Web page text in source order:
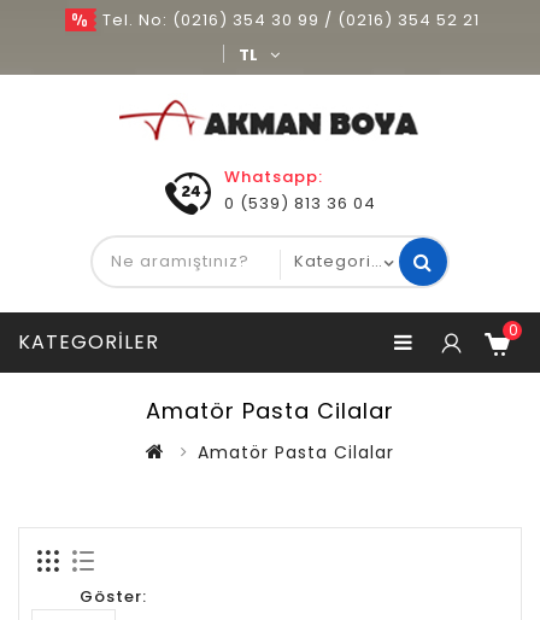
Tel. No: (0216) 354 30 99 / (0216) 354 52 21
TL
Whatsapp:
0 (539) 813 36 04
KATEGORILER 0
Amatör Pasta Cilalar
Amatör Pasta Cilalar
Göster: